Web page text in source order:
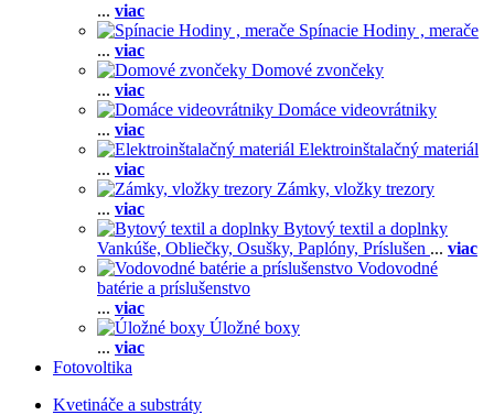
... viac
Spínacie Hodiny , merače
... viac
Domové zvončeky
... viac
Domáce videovrátniky
... viac
Elektroinštalačný materiál
... viac
Zámky, vložky trezory
... viac
Bytový textil a doplnky
Vankúše, Obliečky, Osušky, Paplóny, Príslušen ... viac
Vodovodné
batérie a príslušenstvo
... viac
Úložné boxy
... viac
Fotovoltika
Kvetináče a substráty